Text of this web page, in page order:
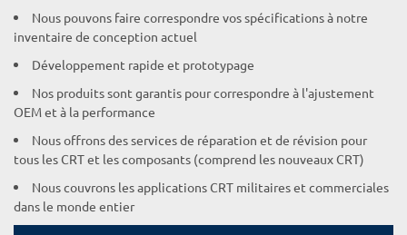
Nous pouvons faire correspondre vos spécifications à notre
inventaire de conception actuel
Développement rapide et prototypage
Nos produits sont garantis pour correspondre à l'ajustement
OEM et à la performance
Nous offrons des services de réparation et de révision pour
tous les CRT et les composants (comprend les nouveaux CRT)
Nous couvrons les applications CRT militaires et commerciales
dans le monde entier